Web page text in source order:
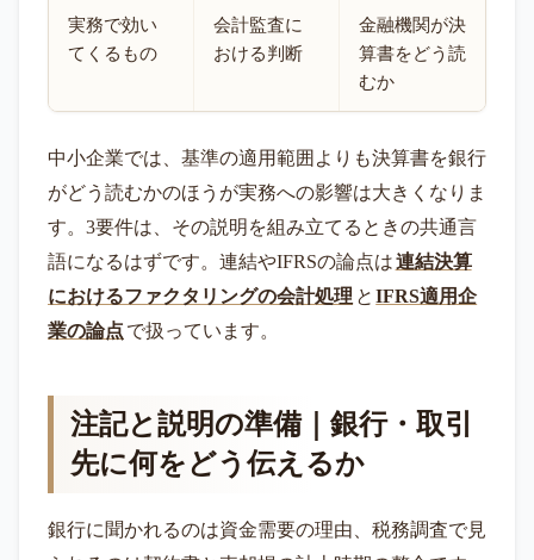
実務で効い
てくるもの
会計監査に
おける判断
金融機関が決
算書をどう読
むか
中小企業では、基準の適用範囲よりも決算書を銀行
がどう読むかのほうが実務への影響は大きくなりま
す。3要件は、その説明を組み立てるときの共通言
語になるはずです。連結やIFRSの論点は連結決算
におけるファクタリングの会計処理 と IFRS適用企
業の論点 で扱っています。
注記と説明の準備｜銀行・取引
先に何をどう伝えるか
銀行に聞かれるのは資金需要の理由、税務調査で見